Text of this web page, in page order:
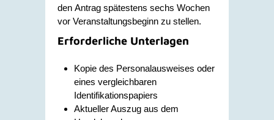
den Antrag spätestens sechs Wochen
vor Veranstaltungsbeginn zu stellen.
Erforderliche Unterlagen
Kopie des Personalausweises oder
eines vergleichbaren
Identifikationspapiers
Aktueller Auszug aus dem